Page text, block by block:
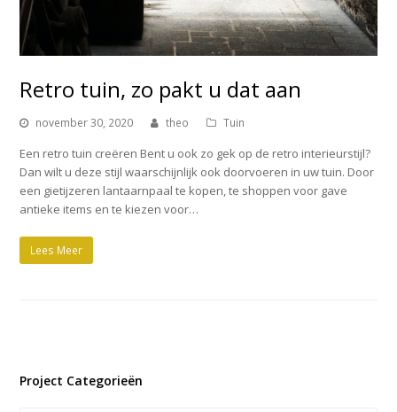
Retro tuin, zo pakt u dat aan
november 30, 2020 theo Tuin
Een retro tuin creëren Bent u ook zo gek op de retro interieurstijl?
Dan wilt u deze stijl waarschijnlijk ook doorvoeren in uw tuin. Door
een gietijzeren lantaarnpaal te kopen, te shoppen voor gave
antieke items en te kiezen voor…
Lees Meer
Project Categorieën